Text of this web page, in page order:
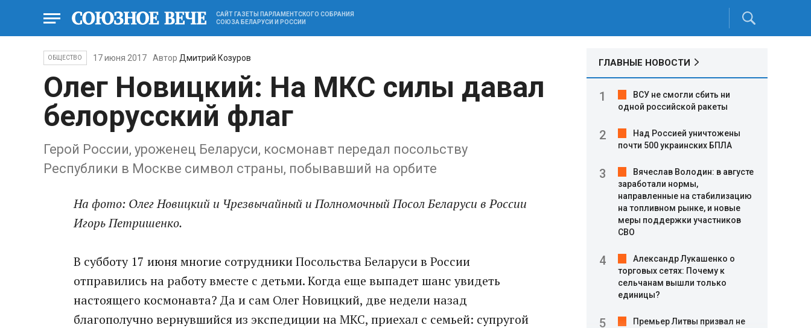
САЙТ ГАЗЕТЫ ПАРЛАМЕНТСКОГО СОБРАНИЯ
СОЮЗА БЕЛАРУСИ И РОССИИ
ОБЩЕСТВО 17 июня 2017 Автор Дмитрий Козуров
Олег Новицкий: На МКС силы давал
белорусский флаг
Герой России, уроженец Беларуси, космонавт передал посольству
Республики в Москве символ страны, побывавший на орбите
На фото: Олег Новицкий и Чрезвычайный и Полномочный Посол Беларуси в России
Игорь Петришенко.
В субботу 17 июня многие сотрудники Посольства Беларуси в России
отправились на работу вместе с детьми. Когда еще выпадет шанс увидеть
настоящего космонавта? Да и сам Олег Новицкий, две недели назад
благополучно вернувшийся из экспедиции на МКС, приехал с семьей: супругой
ГЛАВНЫЕ НОВОСТИ
ВСУ не смогли сбить ни
одной российской ракеты
Над Россией уничтожены
почти 500 украинских БПЛА
Вячеслав Володин: в августе
заработали нормы,
направленные на стабилизацию
на топливном рынке, и новые
меры поддержки участников
СВО
Александр Лукашенко о
торговых сетях: Почему к
сельчанам вышли только
единицы?
Премьер Литвы призвал не